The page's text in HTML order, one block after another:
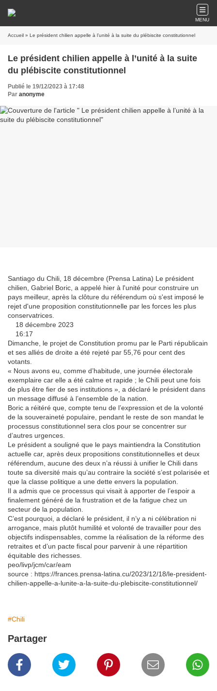
MENU
Accueil » Le président chilien appelle à l’unité à la suite du plébiscite constitutionnel
Le président chilien appelle à l’unité à la suite
du plébiscite constitutionnel
Publié le 19/12/2023 à 17:48
Par anonyme
Santiago du Chili, 18 décembre (Prensa Latina) Le président
chilien, Gabriel Boric, a appelé hier à l'unité pour construire un
pays meilleur, après la clôture du référendum où s'est imposé le
rejet d'une proposition constitutionnelle par les forces les plus
conservatrices.
18 décembre 2023
16:17
Dimanche, le projet de Constitution promu par le Parti républicain
et ses alliés de droite a été rejeté par 55,76 pour cent des
votants.
« Nous avons eu, comme d’habitude, une journée électorale
exemplaire car elle a été calme et rapide ; le Chili peut une fois
de plus être fier de ses institutions », a déclaré le président dans
un message diffusé à l’ensemble de la nation.
Boric a réitéré que, compte tenu de l’expression et de la volonté
de la souveraineté populaire, pendant le reste de son mandat le
processus constitutionnel sera clos pour se concentrer sur
d’autres urgences.
Le président a souligné que le pays maintiendra la Constitution
actuelle car, après deux propositions constitutionnelles et deux
référendum, aucune des deux n’a réussi à unifier le Chili dans
toute sa diversité mais qu’au contraire la société s’est polarisée et
que la classe politique a une dette envers la population.
Il a admis que ce processus qui visait à apporter de l’espoir a
finalement généré de la frustration et de la fatigue chez un
secteur de la population.
C’est pourquoi, a déclaré le président, il n’y a ni célébration ni
arrogance, mais plutôt humilité et volonté de travailler pour des
objectifs indispensables, comme la réalisation de la réforme des
retraites et d’un pacte fiscal pour parvenir à une répartition
équitable des richesses.
peo/livp/jcm/car/eam
source : https://frances.prensa-latina.cu/2023/12/18/le-president-
chilien-appelle-a-lunite-a-la-suite-du-plebiscite-constitutionnel/
#Chili
Partager